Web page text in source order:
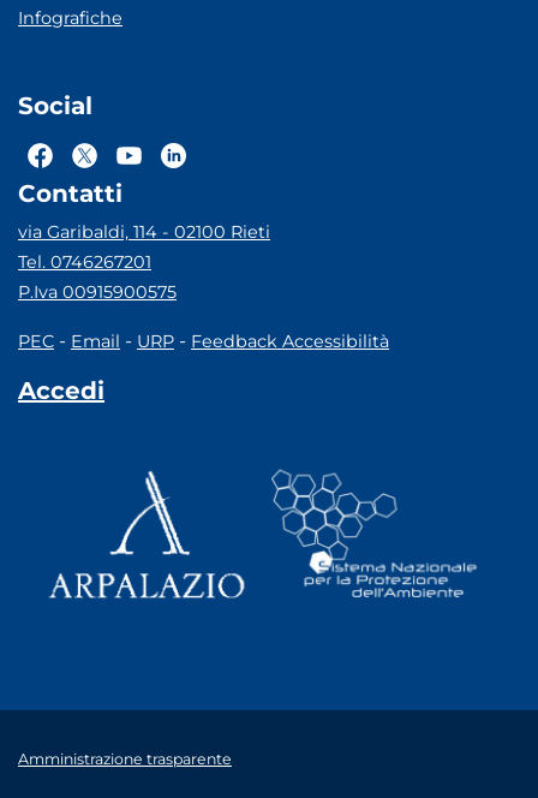
Infografiche
Social
Contatti
via Garibaldi, 114 - 02100 Rieti
Tel. 0746267201
P.Iva 00915900575
PEC - Email - URP - Feedback Accessibilità
Accedi
Amministrazione trasparente